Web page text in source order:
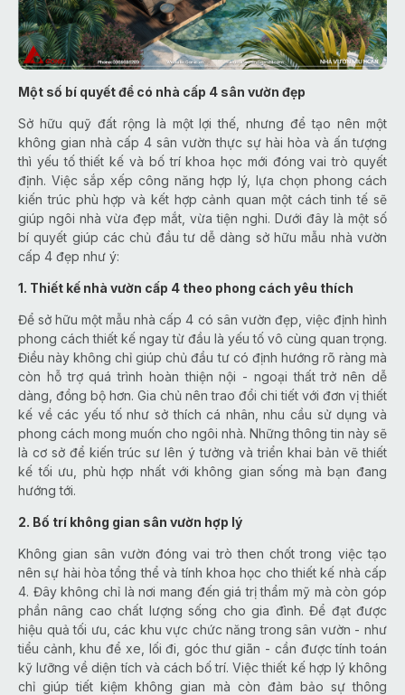
Một số bí quyết để có nhà cấp 4 sân vườn đẹp
Sở hữu quỹ đất rộng là một lợi thế, nhưng để tạo nên một
không gian nhà cấp 4 sân vườn thực sự hài hòa và ấn tượng
thì yếu tố thiết kế và bố trí khoa học mới đóng vai trò quyết
định. Việc sắp xếp công năng hợp lý, lựa chọn phong cách
kiến trúc phù hợp và kết hợp cảnh quan một cách tinh tế sẽ
giúp ngôi nhà vừa đẹp mắt, vừa tiện nghi. Dưới đây là một số
bí quyết giúp các chủ đầu tư dễ dàng sở hữu mẫu nhà vườn
cấp 4 đẹp như ý:
1. Thiết kế nhà vườn cấp 4 theo phong cách yêu thích
Để sở hữu một mẫu nhà cấp 4 có sân vườn đẹp, việc định hình
phong cách thiết kế ngay từ đầu là yếu tố vô cùng quan trọng.
Điều này không chỉ giúp chủ đầu tư có định hướng rõ ràng mà
còn hỗ trợ quá trình hoàn thiện nội - ngoại thất trở nên dễ
dàng, đồng bộ hơn. Gia chủ nên trao đổi chi tiết với đơn vị thiết
kế về các yếu tố như sở thích cá nhân, nhu cầu sử dụng và
phong cách mong muốn cho ngôi nhà. Những thông tin này sẽ
là cơ sở để kiến trúc sư lên ý tưởng và triển khai bản vẽ thiết
kế tối ưu, phù hợp nhất với không gian sống mà bạn đang
hướng tới.
2. Bố trí không gian sân vườn hợp lý
Không gian sân vườn đóng vai trò then chốt trong việc tạo
nên sự hài hòa tổng thể và tính khoa học cho thiết kế nhà cấp
4. Đây không chỉ là nơi mang đến giá trị thẩm mỹ mà còn góp
phần nâng cao chất lượng sống cho gia đình. Để đạt được
hiệu quả tối ưu, các khu vực chức năng trong sân vườn - như
tiểu cảnh, khu để xe, lối đi, góc thư giãn - cần được tính toán
kỹ lưỡng về diện tích và cách bố trí. Việc thiết kế hợp lý không
chỉ giúp tiết kiệm không gian mà còn đảm bảo sự thông